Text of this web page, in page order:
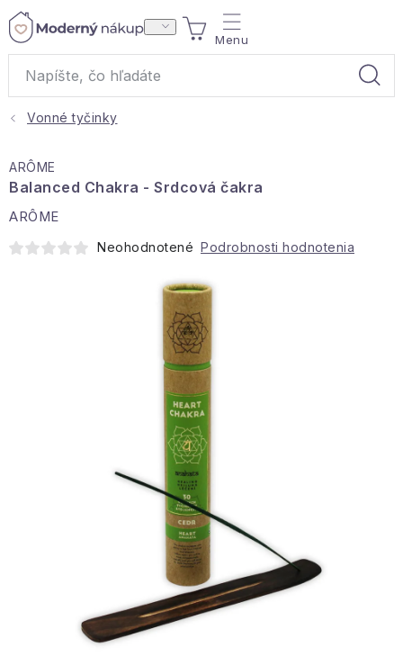
Prejsť
obsah
NÁKUPNÝ
KOŠÍK
Akcie a výpredaj
Darčeky
Bytové vône
Vonné tyčinky
ARÔME
Balanced Chakra - Srdcová čakra
ARÔME
Neohodnotené Podrobnosti hodnotenia